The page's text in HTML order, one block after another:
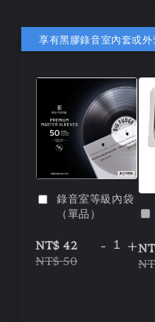
錄音室等級內袋
（單品）
NT$ 42
NT$ 50
- +